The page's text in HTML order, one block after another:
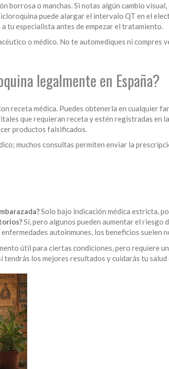
borrosa o manchas. Si notas algún cambio
puede alargar el intervalo QT en el
tu especialista antes de empezar el tratamiento.
o médico. No te automediques ni
legalmente en España?
receta médica. Puedes obtenerla en cualquier
que requieran receta y estén registradas en
productos falsificados.
muchos consultas permiten enviar la
Solo bajo indicación médica estricta,
Sí, pero algunos pueden aumentar el
enfermedades autoinmunes, los beneficios suelen
útil para ciertas condiciones, pero requiere
tendrás los mejores resultados y cuidarás tu